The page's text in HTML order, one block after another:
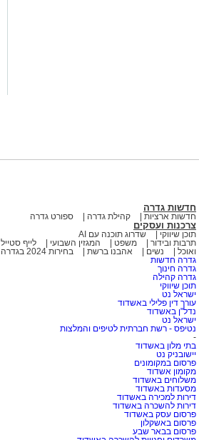
חדשות גדרה
חדשות ארציות קהילת גדרה ספורט גדרה
צרכנות ועסקים
תוכן שיווקי
שדרוג תוכנה עם AI
תרבות ובידור
משפט המגזין השבועי לייף סטייל
ואוכל
נשים אהבנו ברשת
בחירות 2024 בגדרה
גדרה חדשות
גדרה חינוך
גדרה קהילה
תוכן שיווקי
ישראל נט
עורך דין פלילי באשדוד
נדל"ן באשדוד
ישראל נט
נטיפס - רשת חברתית לטיפים והמלצות
-
בתי מלון באשדוד
יישובניק נט
פרסום במקומונים
מקומון אשדוד
משלוחים באשדוד
מסעדות באשדוד
דירות למכירה באשדוד
דירות להשכרה באשדוד
פרסום עסק באשדוד
פרסום באשקלון
פרסום בבאר שבע